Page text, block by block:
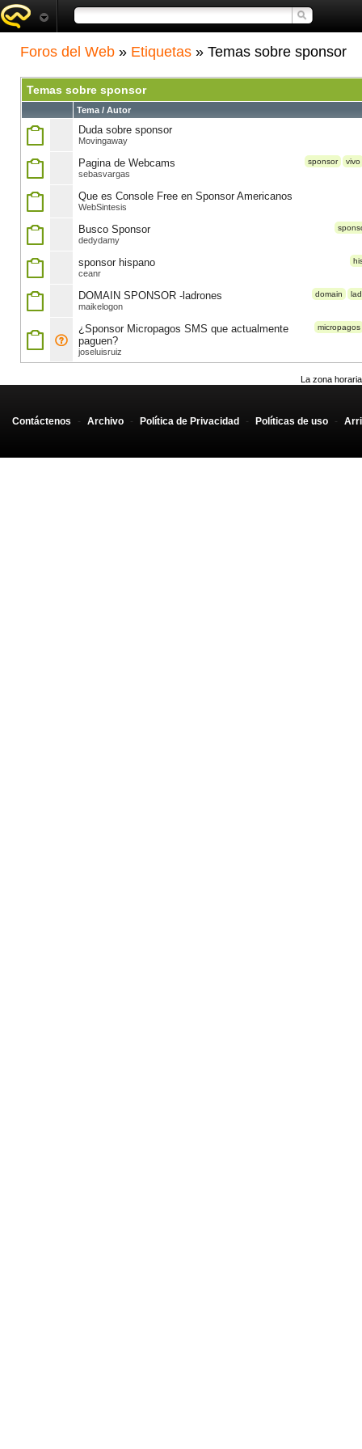
Foros del Web » Etiquetas » Temas sobre sponsor
Temas sobre sponsor
Tema / Autor
Duda sobre sponsor
Movingaway
sponsor vivo
Pagina de Webcams
sebasvargas
Que es Console Free en Sponsor Americanos
WebSintesis
Busco Sponsor
dedydamy
sponsor hispano
ceanr
domain
DOMAIN SPONSOR -ladrones
maikelogon
micropagos
¿Sponsor Micropagos SMS que actualmente
paguen?
joseluisruiz
La zona
Contáctenos - Archivo - Política de Privacidad - Políticas de uso -